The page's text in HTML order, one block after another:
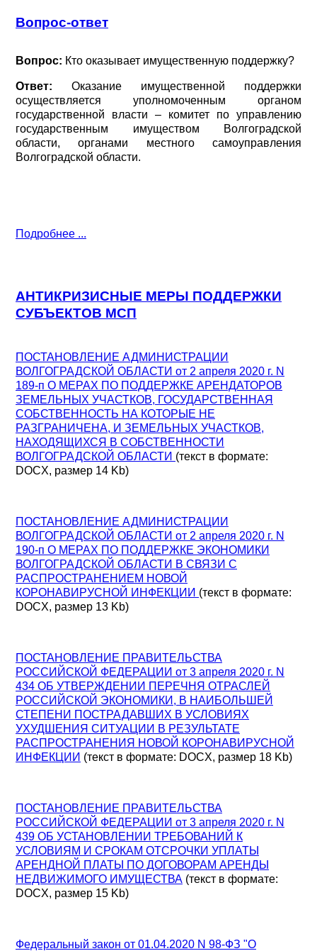
Вопрос-ответ
Вопрос: Кто оказывает имущественную поддержку?
Ответ: Оказание имущественной поддержки
осуществляется уполномоченным органом
государственной власти – комитет по управлению
государственным имуществом Волгоградской
области, органами местного самоуправления
Волгоградской области.
Подробнее ...
АНТИКРИЗИСНЫЕ МЕРЫ ПОДДЕРЖКИ
СУБЪЕКТОВ МСП
ПОСТАНОВЛЕНИЕ АДМИНИСТРАЦИИ
ВОЛГОГРАДСКОЙ ОБЛАСТИ от 2 апреля 2020 г. N
189-п О МЕРАХ ПО ПОДДЕРЖКЕ АРЕНДАТОРОВ
ЗЕМЕЛЬНЫХ УЧАСТКОВ, ГОСУДАРСТВЕННАЯ
СОБСТВЕННОСТЬ НА КОТОРЫЕ НЕ
РАЗГРАНИЧЕНА, И ЗЕМЕЛЬНЫХ УЧАСТКОВ,
НАХОДЯЩИХСЯ В СОБСТВЕННОСТИ
ВОЛГОГРАДСКОЙ ОБЛАСТИ (текст в формате:
DOCX, размер 14 Kb)
ПОСТАНОВЛЕНИЕ АДМИНИСТРАЦИИ
ВОЛГОГРАДСКОЙ ОБЛАСТИ от 2 апреля 2020 г. N
190-п О МЕРАХ ПО ПОДДЕРЖКЕ ЭКОНОМИКИ
ВОЛГОГРАДСКОЙ ОБЛАСТИ В СВЯЗИ С
РАСПРОСТРАНЕНИЕМ НОВОЙ
КОРОНАВИРУСНОЙ ИНФЕКЦИИ (текст в формате:
DOCX, размер 13 Kb)
ПОСТАНОВЛЕНИЕ ПРАВИТЕЛЬСТВА
РОССИЙСКОЙ ФЕДЕРАЦИИ от 3 апреля 2020 г. N
434 ОБ УТВЕРЖДЕНИИ ПЕРЕЧНЯ ОТРАСЛЕЙ
РОССИЙСКОЙ ЭКОНОМИКИ, В НАИБОЛЬШЕЙ
СТЕПЕНИ ПОСТРАДАВШИХ В УСЛОВИЯХ
УХУДШЕНИЯ СИТУАЦИИ В РЕЗУЛЬТАТЕ
РАСПРОСТРАНЕНИЯ НОВОЙ КОРОНАВИРУСНОЙ
ИНФЕКЦИИ (текст в формате: DOCX, размер 18 Kb)
ПОСТАНОВЛЕНИЕ ПРАВИТЕЛЬСТВА
РОССИЙСКОЙ ФЕДЕРАЦИИ от 3 апреля 2020 г. N
439 ОБ УСТАНОВЛЕНИИ ТРЕБОВАНИЙ К
УСЛОВИЯМ И СРОКАМ ОТСРОЧКИ УПЛАТЫ
АРЕНДНОЙ ПЛАТЫ ПО ДОГОВОРАМ АРЕНДЫ
НЕДВИЖИМОГО ИМУЩЕСТВА (текст в формате:
DOCX, размер 15 Kb)
Федеральный закон от 01.04.2020 N 98-ФЗ "О